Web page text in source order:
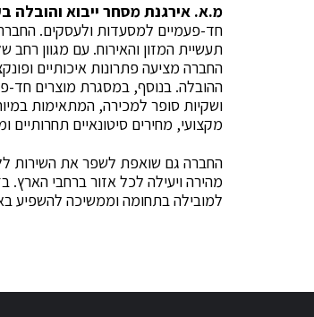
מ.א. אירגנת מסחר ייבוא והובלה
חד-פעמיים למסעדות ולעסקים.
תעשיית המזון והאירוח. עם מגוון רחב
החברה מציעה פתרונות איכותיים
ההובלה. בנוסף, במסגרת מוצרים חד-
ושקיות סופר למכירה, המתאימות
מקצועי, מחירים סיטונאיים תחרותיים
החברה גם שואפת לשפר את השירות
מהירה ויעילה לכל אזור ברחבי הארץ.
למובילה בתחומה וממשיכה להשפיע